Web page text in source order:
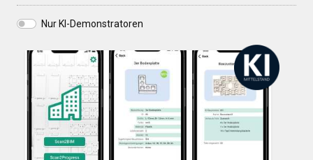
Nur KI-Demonstratoren